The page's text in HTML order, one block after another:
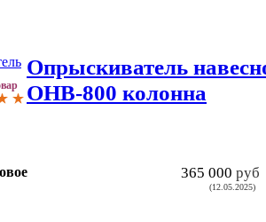
Опрыскиватель
ОНВ-800 колонна
365 000 руб
(12.05.2025)